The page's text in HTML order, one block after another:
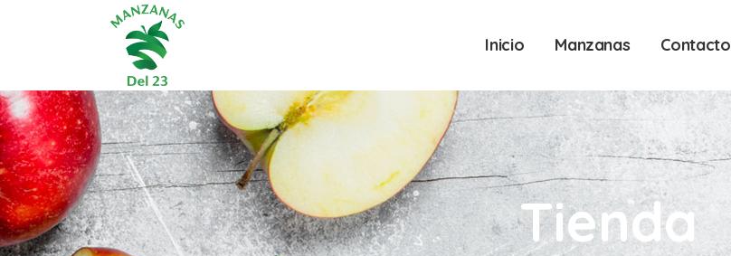
Inicio Manzanas Contacto
Tienda